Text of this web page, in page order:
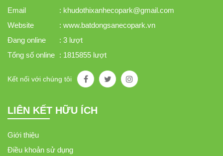
Email
: khudothixanhecopark@gmail.com
Website
: www.batdongsanecopark.vn
Đang online
: 3 lượt
Tổng số online : 1815855 lượt
Kết nối với chúng tôi
LIÊN KẾT HỮU ÍCH
Giới thiệu
Điều khoản sử dụng